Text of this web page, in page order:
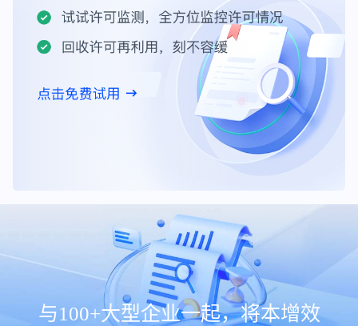
与100+大型企业一起，将本增效